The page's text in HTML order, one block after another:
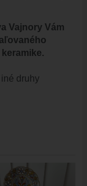
Vajnory Vám
druhy